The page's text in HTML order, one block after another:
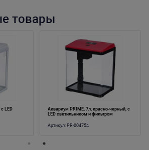
товары
LED
Аквариум PRIME, 7л, красно-черный, с
LED светильником и фильтром
Артикул: PR-004754